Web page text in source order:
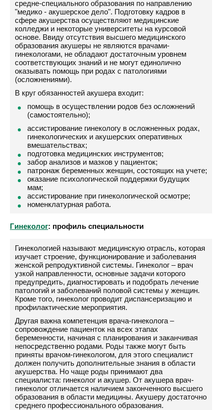
средне-специального образования по направлению
"медико - акушерское дело". Подготовку кадров в
сфере акушерства осуществляют медицинские
колледжи и некоторые университеты на курсовой
основе. Ввиду отсутствия высшего медицинского
образования акушеры не являются врачами-
гинекологами, не обладают достаточным уровнем
соответствующих знаний и не могут единолично
оказывать помощь при родах с патологиями
(осложнениями).
В круг обязанностей акушера входит:
помощь в осуществлении родов без осложнений
(самостоятельно);
ассистирование гинекологу в осложненных родах,
гинекологических и акушерских оперативных
вмешательствах;
подготовка медицинских инструментов;
забор анализов и мазков у пациенток;
патронаж беременных женщин, состоящих на учете;
оказание психологической поддержки будущих
мам;
ассистирование при гинекологической осмотре;
номенклатурная работа.
Гинеколог: профиль специальности
Гинекологией называют медицинскую отрасль, которая
изучает строение, функционирование и заболевания
женской репродуктивной системы. Гинеколог – врач
узкой направленности, основные задачи которого
предупредить, диагностировать и подобрать лечение
патологий и заболеваний половой системы у женщин.
Кроме того, гинеколог проводит диспансеризацию и
профилактические мероприятия.
Другая важна компетенция врача-гинеколога –
сопровождение пациенток на всех этапах
беременности, начиная с планирования и заканчивая
непосредственно родами. Роды также могут быть
приняты врачом-гинекологом, для этого специалист
должен получить дополнительные знания в области
акушерства. Но чаще роды принимают два
специалиста: гинеколог и акушер. От акушера врач-
гинеколог отличается наличием законченного высшего
образования в области медицины. Акушеру достаточно
среднего профессионального образования.